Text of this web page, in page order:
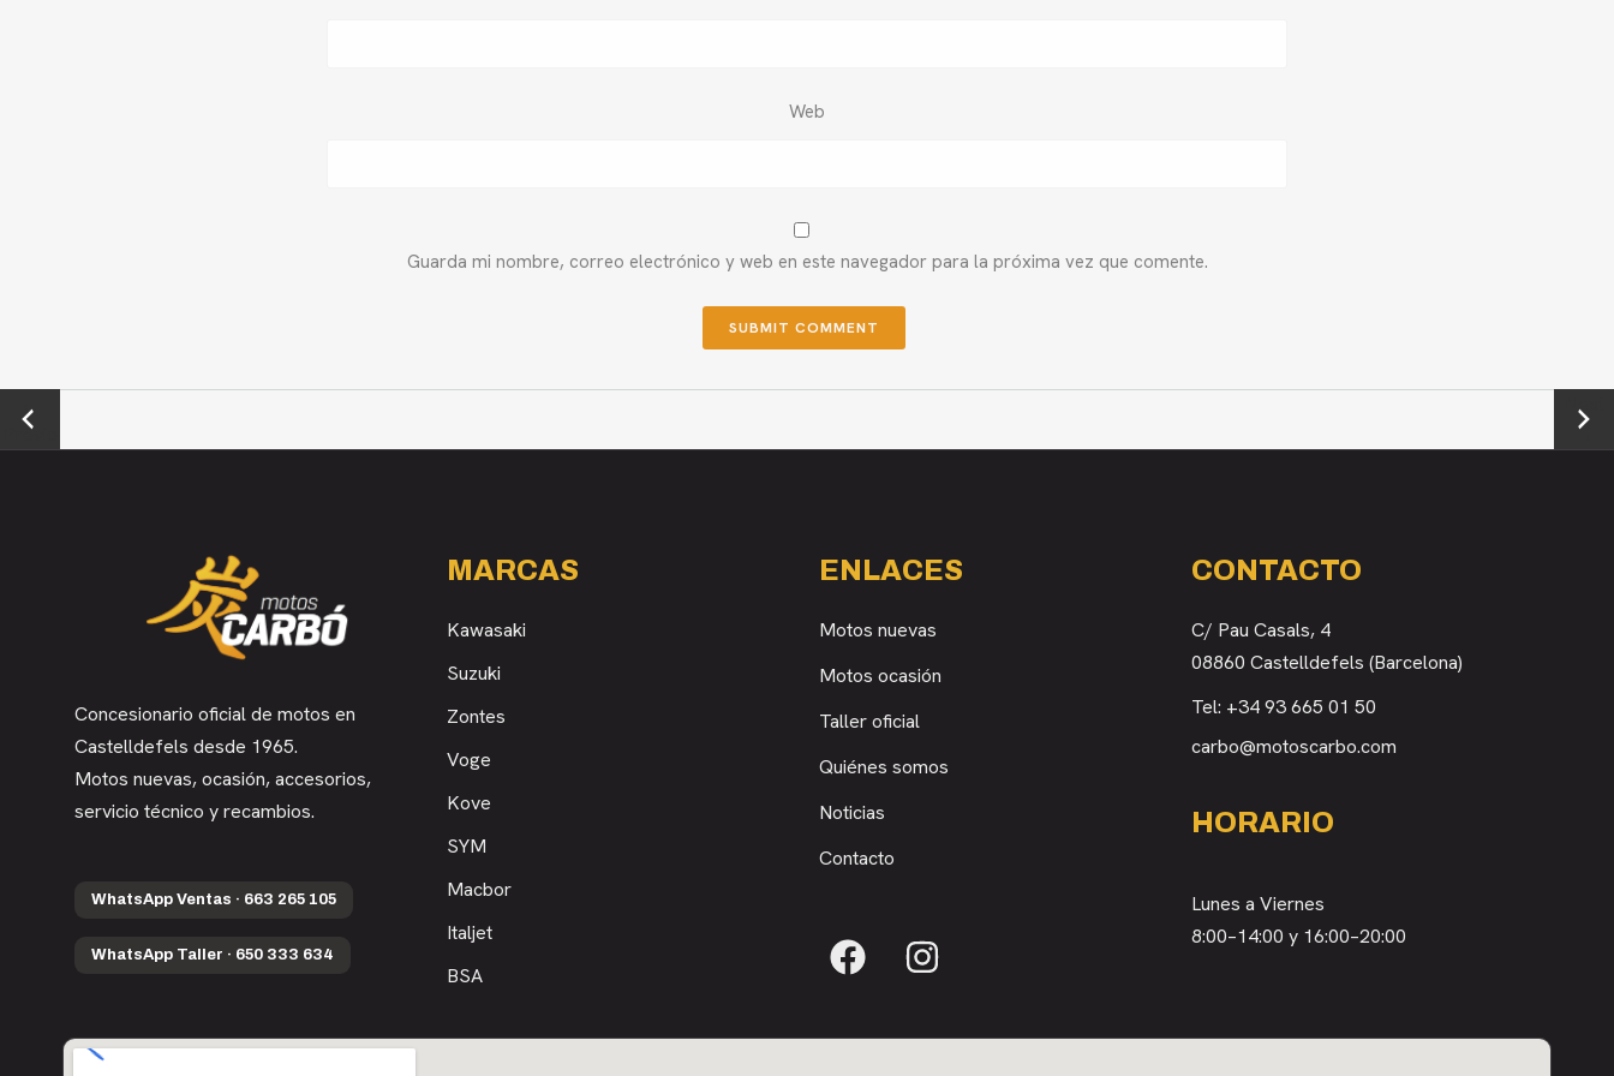
Web
Guarda mi nombre, correo electrónico y web en este navegador para la próxima vez que comente.
←
Previo
Next
→
Concesionario oficial de motos en
Castelldefels desde 1965.
Motos nuevas, ocasión, accesorios,
servicio técnico y recambios.
WhatsApp Ventas · 663 265 105
WhatsApp Taller · 650 333 634
MARCAS
Kawasaki
Suzuki
Zontes
Voge
Kove
SYM
Macbor
Italjet
BSA
ENLACES
Motos nuevas
Motos ocasión
Taller oficial
Quiénes somos
Noticias
Contacto
CONTACTO
C/ Pau Casals, 4
08860 Castelldefels (Barcelona)
Tel: +34 93 665 01 50
carbo@motoscarbo.com
HORARIO
Lunes a Viernes
8:00–14:00 y 16:00–20:00